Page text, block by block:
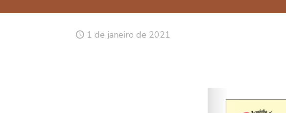
1 de janeiro de 2021